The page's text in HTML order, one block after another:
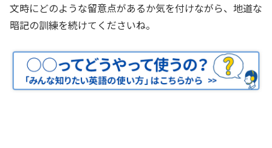
文時にどのような留意点があるか気を付けながら、地道な
暗記の訓練を続けてくださいね。